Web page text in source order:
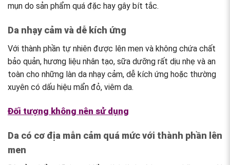
mụn do sản phẩm quá đặc hay gây bít tắc.
Da nhạy cảm và dễ kích ứng
Với thành phần tự nhiên được lên men và không chứa chất
bảo quản, hương liệu nhân tạo, sữa dưỡng rất dịu nhẹ và an
toàn cho những làn da nhạy cảm, dễ kích ứng hoặc thường
xuyên có dấu hiệu mẩn đỏ, viêm da.
Đối tượng không nên sử dụng
Da có cơ địa mẫn cảm quá mức với thành phần lên
men